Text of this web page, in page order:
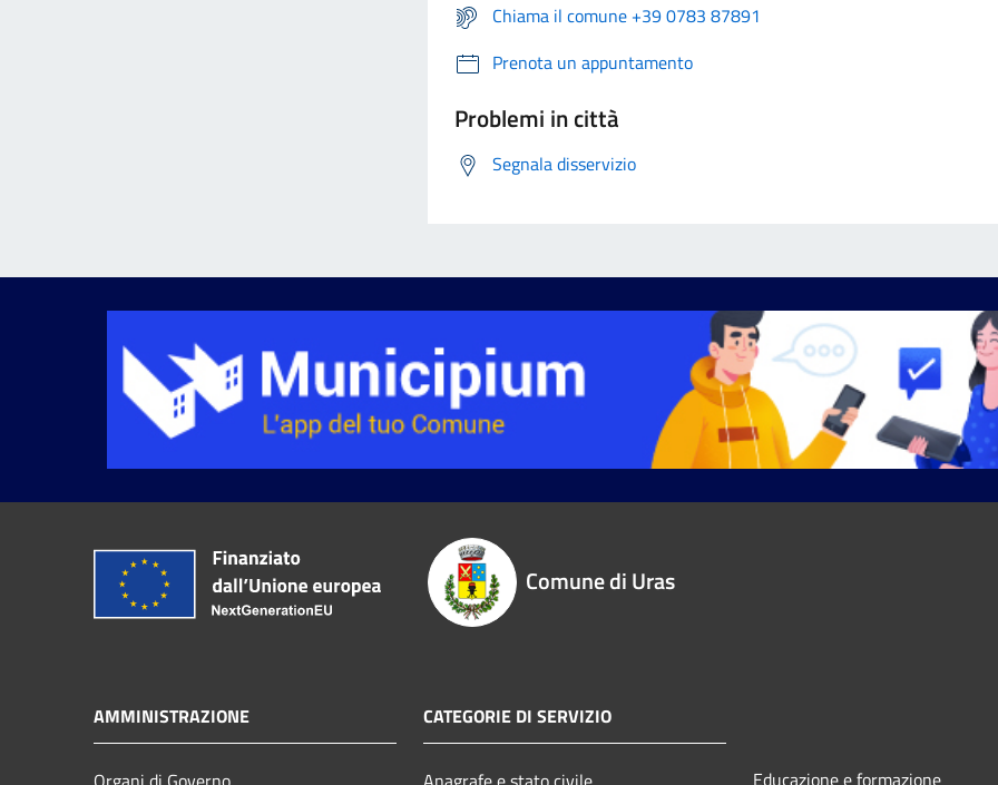
Chiama il comune +39 0783 87891
Prenota un appuntamento
Problemi in città
Segnala disservizio
Comune di Uras
AMMINISTRAZIONE CATEGORIE DI SERVIZIO
Educazione e formazione